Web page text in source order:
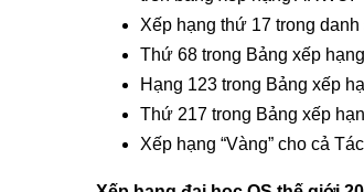
Xếp hạng thứ 17 trong
Thứ 68 trong Bảng xếp
Hạng 123 trong Bảng xếp
Thứ 217 trong Bảng xếp
Xếp hạng “Vàng” cho cả